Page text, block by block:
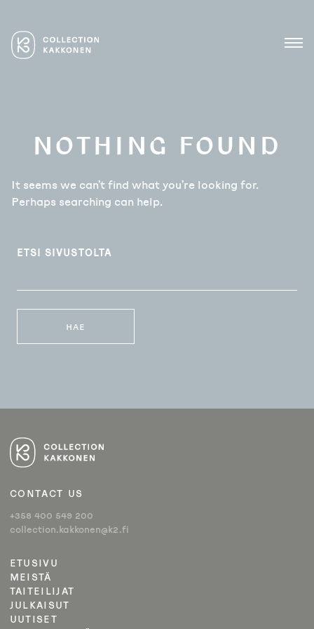
content
COLLECTION KAKKONEN
Lasin ja keramiikan
NOTHING FOUND
It seems we can’t find what you’re looking for.
Perhaps searching can help.
ETSI SIVUSTOLTA
ETUSIVU
MEISTÄ
TAITEILIJAT
JULKAISUT
UUTISET
CONTACT US
+358 400 549 200
collection.kakkonen@k2.fi